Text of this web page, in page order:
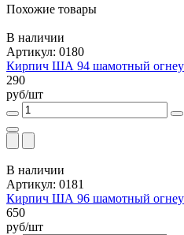
Похожие товары
В наличии
Артикул: 0180
Кирпич ША 94 шамотный
290
руб/шт
В наличии
Артикул: 0181
Кирпич ША 96 шамотный
650
руб/шт